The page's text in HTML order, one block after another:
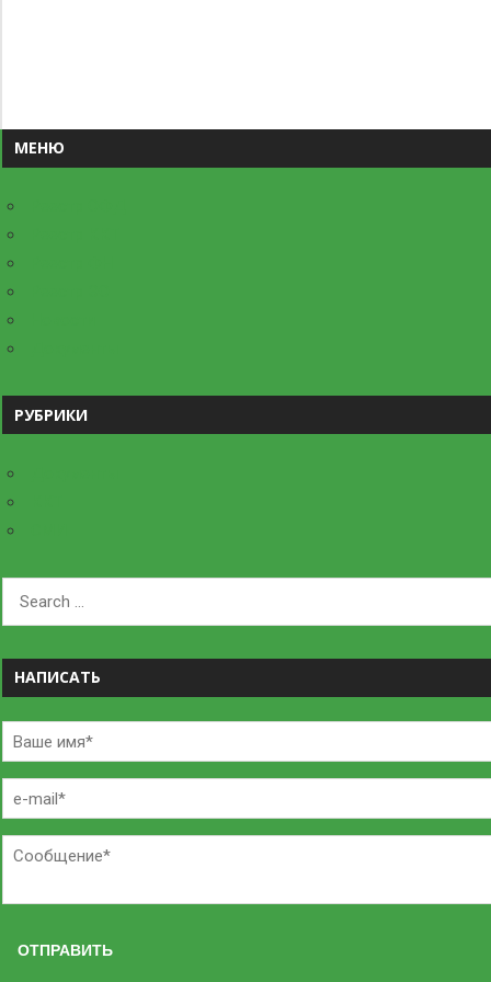
МЕНЮ
РУБРИКИ
НАПИСАТЬ